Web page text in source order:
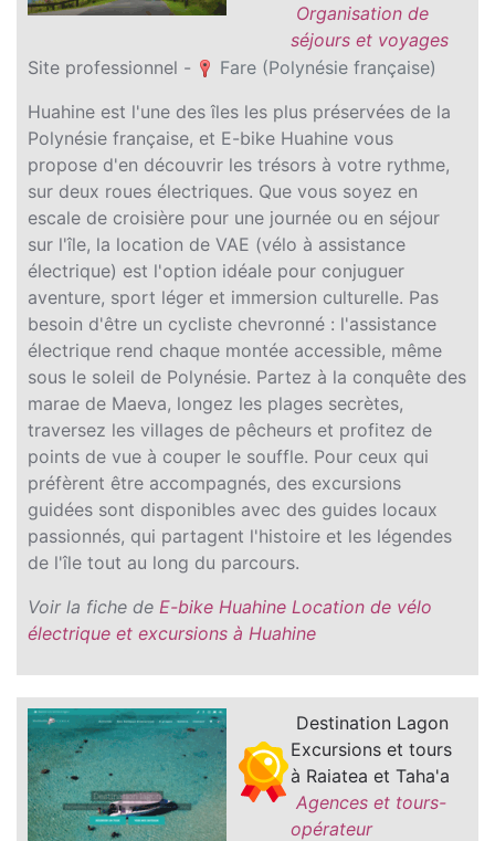
Organisation de
séjours et voyages
Site professionnel -
Fare (Polynésie française)
Huahine est l'une des îles les plus préservées de la
Polynésie française, et E-bike Huahine vous
propose d'en découvrir les trésors à votre rythme,
sur deux roues électriques. Que vous soyez en
escale de croisière pour une journée ou en séjour
sur l'île, la location de VAE (vélo à assistance
électrique) est l'option idéale pour conjuguer
aventure, sport léger et immersion culturelle. Pas
besoin d'être un cycliste chevronné : l'assistance
électrique rend chaque montée accessible, même
sous le soleil de Polynésie. Partez à la conquête des
marae de Maeva, longez les plages secrètes,
traversez les villages de pêcheurs et profitez de
points de vue à couper le souffle. Pour ceux qui
préfèrent être accompagnés, des excursions
guidées sont disponibles avec des guides locaux
passionnés, qui partagent l'histoire et les légendes
de l'île tout au long du parcours.
Voir la fiche de E-bike Huahine Location de vélo
électrique et excursions à Huahine
Destination Lagon
Excursions et tours
à Raiatea et Taha'a
Agences et tours-
opérateur